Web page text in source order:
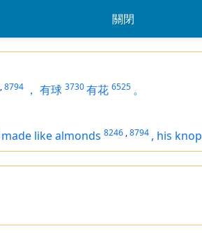
關閉
,8794 ， 有球 3730有花 6525 。
made like almonds 8246 ,8794 , his